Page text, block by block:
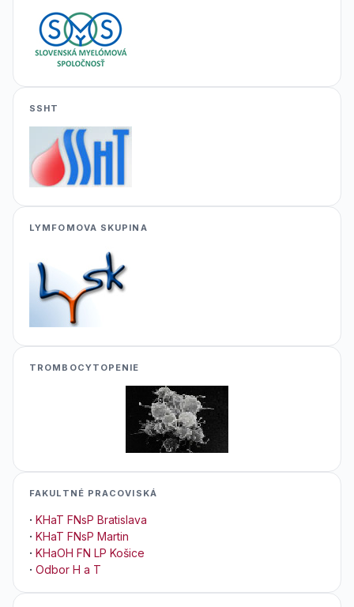
SSHT
LYMFOMOVA SKUPINA
TROMBOCYTOPENIE
FAKULTNÉ PRACOVISKÁ
· KHaT FNsP Bratislava
· KHaT FNsP Martin
· KHaOH FN LP Košice
· Odbor H a T